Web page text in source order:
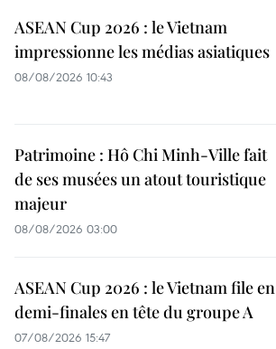
ASEAN Cup 2026 : le Vietnam
impressionne les médias asiatiques
08/08/2026 10:43
Patrimoine : Hô Chi Minh-Ville fait
de ses musées un atout touristique
majeur
08/08/2026 03:00
ASEAN Cup 2026 : le Vietnam file en
demi-finales en tête du groupe A
07/08/2026 15:47